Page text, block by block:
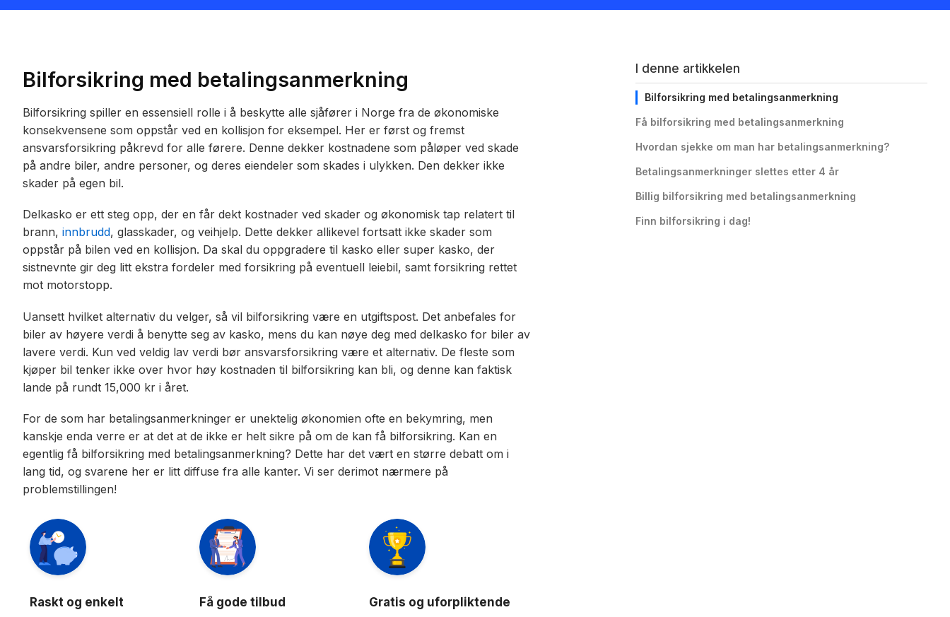
Bilforsikring med betalingsanmerkning
Bilforsikring spiller en essensiell rolle i å beskytte alle sjåfører i Norge fra de økonomiske
konsekvensene som oppstår ved en kollisjon for eksempel. Her er først og fremst
ansvarsforsikring påkrevd for alle førere. Denne dekker kostnadene som påløper ved skade
på andre biler, andre personer, og deres eiendeler som skades i ulykken. Den dekker ikke
skader på egen bil.
Delkasko er ett steg opp, der en får dekt kostnader ved skader og økonomisk tap relatert til
brann, innbrudd, glasskader, og veihjelp. Dette dekker allikevel fortsatt ikke skader som
oppstår på bilen ved en kollisjon. Da skal du oppgradere til kasko eller super kasko, der
sistnevnte gir deg litt ekstra fordeler med forsikring på eventuell leiebil, samt forsikring rettet
mot motorstopp.
Uansett hvilket alternativ du velger, så vil bilforsikring være en utgiftspost. Det anbefales for
biler av høyere verdi å benytte seg av kasko, mens du kan nøye deg med delkasko for biler av
lavere verdi. Kun ved veldig lav verdi bør ansvarsforsikring være et alternativ. De fleste som
kjøper bil tenker ikke over hvor høy kostnaden til bilforsikring kan bli, og denne kan faktisk
lande på rundt 15,000 kr i året.
For de som har betalingsanmerkninger er unektelig økonomien ofte en bekymring, men
kanskje enda verre er at det at de ikke er helt sikre på om de kan få bilforsikring. Kan en
egentlig få bilforsikring med betalingsanmerkning? Dette har det vært en større debatt om i
lang tid, og svarene her er litt diffuse fra alle kanter. Vi ser derimot nærmere på
problemstillingen!
Raskt og enkelt
Få gode tilbud
Gratis og uforpliktende
I denne artikkelen
Bilforsikring med betalingsanmerkning
Få bilforsikring med betalingsanmerkning
Hvordan sjekke om man har betalingsanmerkning?
Betalingsanmerkninger slettes etter 4 år
Billig bilforsikring med betalingsanmerkning
Finn bilforsikring i dag!